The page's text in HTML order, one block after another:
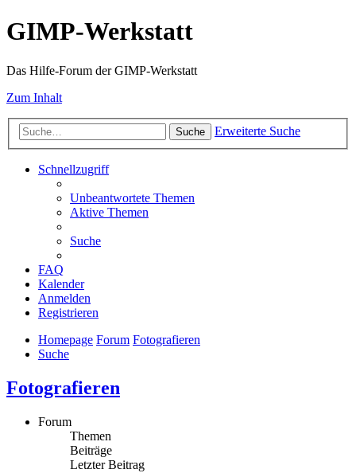
GIMP-Werkstatt
Das Hilfe-Forum der GIMP-Werkstatt
Zum Inhalt
Suche Erweiterte Suche
Schnellzugriff
Unbeantwortete Themen
Aktive Themen
Suche
FAQ
Kalender
Anmelden
Registrieren
Homepage Forum Fotografieren
Suche
Fotografieren
Forum
Themen
Beiträge
Letzter Beitrag